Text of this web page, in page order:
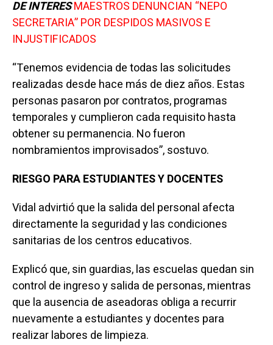
DE INTERESMAESTROS DENUNCIAN “NEPO
SECRETARIA” POR DESPIDOS MASIVOS E
INJUSTIFICADOS
“Tenemos evidencia de todas las solicitudes
realizadas desde hace más de diez años. Estas
personas pasaron por contratos, programas
temporales y cumplieron cada requisito hasta
obtener su permanencia. No fueron
nombramientos improvisados”, sostuvo.
RIESGO PARA ESTUDIANTES Y DOCENTES
Vidal advirtió que la salida del personal afecta
directamente la seguridad y las condiciones
sanitarias de los centros educativos.
Explicó que, sin guardias, las escuelas quedan sin
control de ingreso y salida de personas, mientras
que la ausencia de aseadoras obliga a recurrir
nuevamente a estudiantes y docentes para
realizar labores de limpieza.